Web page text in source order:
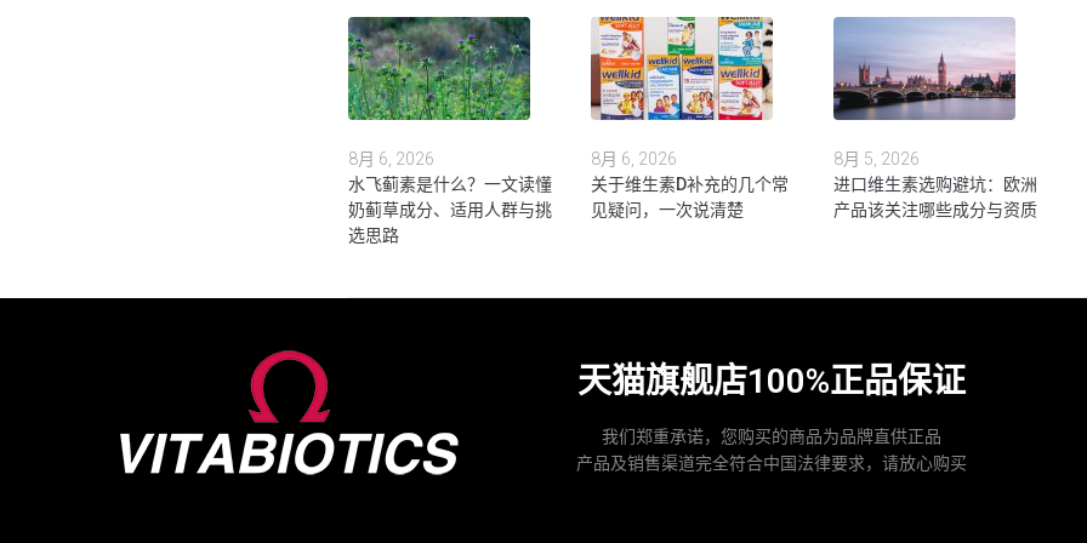
8月 6, 2026
水飞蓟素是什么？一文读懂
奶蓟草成分、适用人群与挑
选思路
8月 6, 2026
关于维生素D补充的几个常
见疑问，一次说清楚
8月 5, 2026
进口维生素选购避坑：欧洲
产品该关注哪些成分与资质
天猫旗舰店100%正品保证
我们郑重承诺，您购买的商品为品牌直供正品
产品及销售渠道完全符合中国法律要求，请放心购买